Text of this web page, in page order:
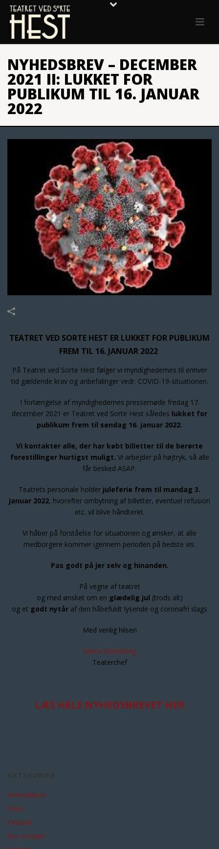
NYHEDSBREV – DECEMBER
2021 II: LUKKET FOR
PUBLIKUM TIL 16. JANUAR
2022
TEATRET VED SORTE HEST ER LUKKET FOR PUBLIKUM
FREM TIL 16. JANUAR 2022
På Teatret ved Sorte Hest følger vi myndighedernes til enhver
tid gældende krav og anbefalinger vedr. COVID-19-situationen.
I forlængelse af myndighedernes pressemøde fredag 17.
december 2021 er Teatret ved Sorte Hest således lukket for
publikum frem til søndag 16. januar 2022.
Vi kontakter alle, der har købt billetter til de berørte
forestillinger hurtigst muligt. Vi arbejder på højtryk, så alle
får besked ASAP.
Teatrets personale holder juleferie frem til mandag 3.
januar 2022, hvorefter ombytning af billetter, eventuel refusion
etc. vil blive håndteret.
Vi håber på forståelse for situationen og ønsker, at alle
medborgere kommer igennem perioden på bedste vis.
Pas godt på jer selv og hinanden.
På vegne af teatret
og med ønsket om en glædelig jul (trods alt)
og et godt nytår af den håbefuldt lysende og coronafri slags
Med venlig hilsen
Maria Vinterberg
Teaterchef
LÆS HELE NYHEDSBREVET HER
Anmeldelser
Ferie
Festival
For-omtaler